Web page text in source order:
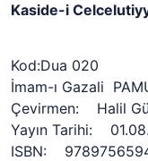
Kaside-i
Kod:Dua 020
İmam-ı Gazali
Çevirmen: Halil
Yayın Tarihi:
ISBN: